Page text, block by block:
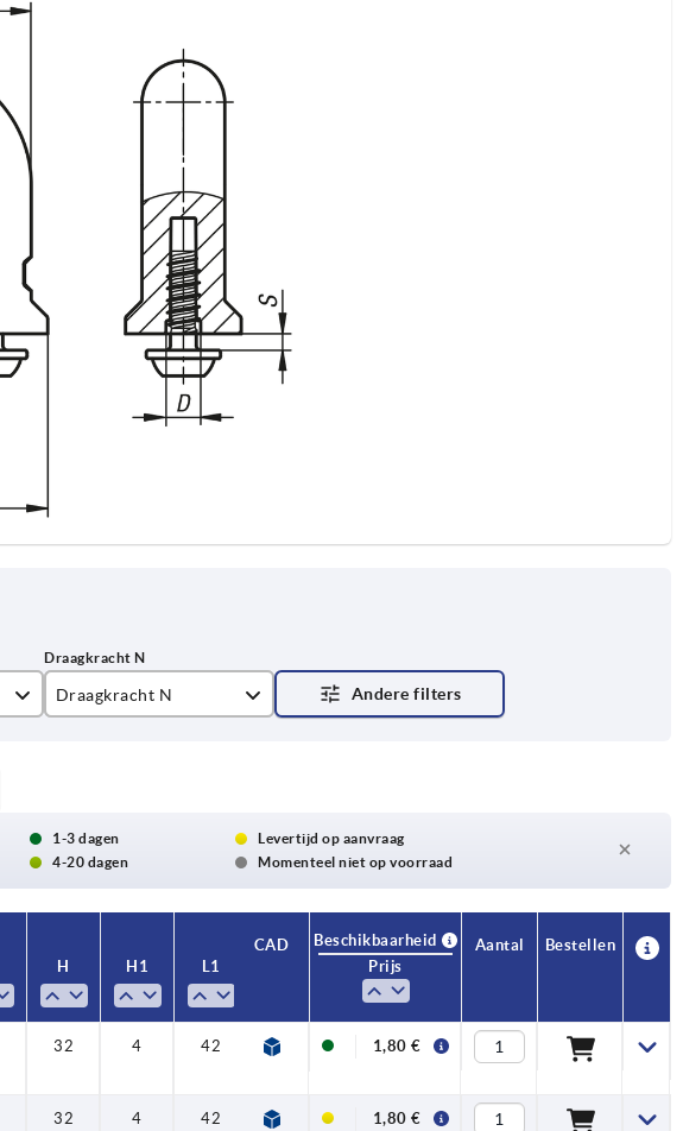
Draagkracht N
1-3 dagen
Levertijd op aanvraag
4-20 dagen
Momenteel niet op voorraad
H H1 L1
CAD
Beschikbaarheid
Prijs
Aantal Bestellen
32 4 42 4,5 1,80 €
32 4 42 4,5 1,80 €